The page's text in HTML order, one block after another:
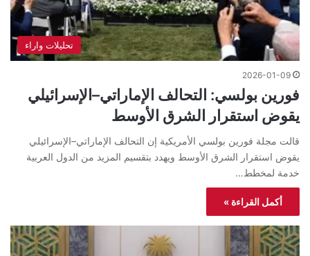
تحليلات واراء
2026-01-09
فورين بولسي: التحالف الإماراتي–الإسرائيلي
يقوض استقرار الشرق الأوسط
قالت مجلة فورين بولسي الأمريكية إن التحالف الإماراتي–الإسرائيلي
يقوض استقرار الشرق الأوسط ويهدد بتقسيم المزيد من الدول العربية
خدمة لمخطط…
أكمل القراءة »